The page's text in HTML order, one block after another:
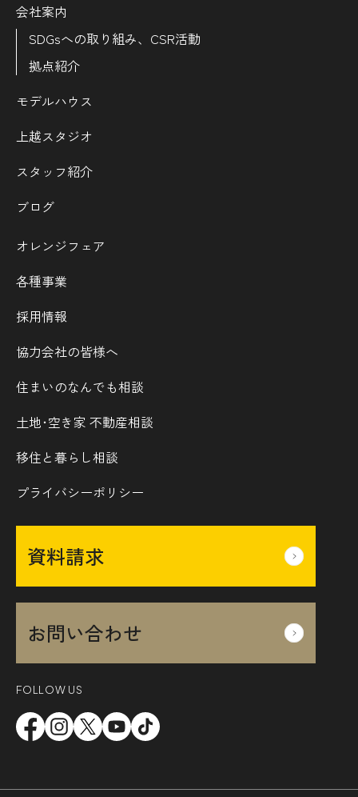
会社案内
SDGsへの取り組み、CSR活動
拠点紹介
モデルハウス
上越スタジオ
スタッフ紹介
ブログ
オレンジフェア
各種事業
採用情報
協力会社の皆様へ
住まいのなんでも相談
土地･空き家 不動産相談
移住と暮らし相談
プライバシーポリシー
資料請求
お問い合わせ
FOLLOW US